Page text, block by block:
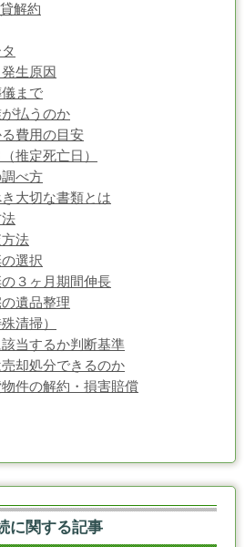
解約
生原因
まで
払うのか
費用の目安
推定死亡日）
べ方
大切な書類とは
法
選択
３ヶ月期間伸長
遺品整理
清掃）
当するか判断基準
却処分できるのか
件の解約・損害賠償
に関する記事